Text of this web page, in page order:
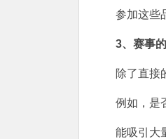
参加这些
3、赛事
除了直接
例如，是
能吸引大